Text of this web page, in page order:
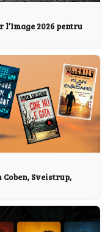
2026 pentru
Sveistrup,